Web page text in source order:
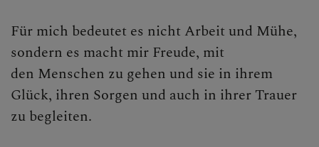
Für mich bedeutet es nicht Arbeit und Mühe,
sondern es macht mir Freude, mit
den Menschen zu gehen und sie in ihrem
Glück, ihren Sorgen und auch in ihrer Trauer
zu begleiten.